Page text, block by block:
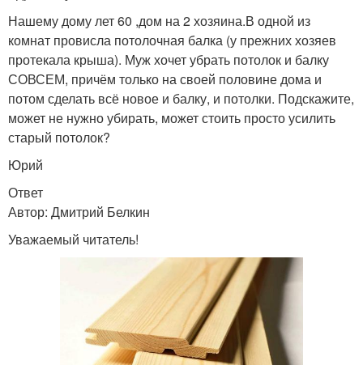
Нашему дому лет 60 ,дом на 2 хозяина.В одной из
комнат провисла потолочная балка (у прежних хозяев
протекала крыша). Муж хочет убрать потолок и балку
СОВСЕМ, причём только на своей половине дома и
потом сделать всё новое и балку, и потолки. Подскажите,
может не нужно убирать, может стоить просто усилить
старый потолок?
Юрий
Ответ
Автор: Дмитрий Белкин
Уважаемый читатель!